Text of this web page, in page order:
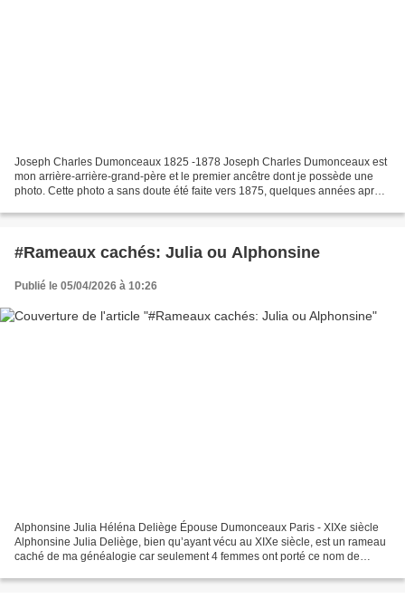
Joseph Charles Dumonceaux 1825 -1878 Joseph Charles Dumonceaux est
mon arrière-arrière-grand-père et le premier ancêtre dont je possède une
photo. Cette photo a sans doute été faite vers 1875, quelques années après
#Rameaux cachés: Julia ou Alphonsine
Publié le 05/04/2026 à 10:26
Alphonsine Julia Héléna Deliège Épouse Dumonceaux Paris - XIXe siècle
Alphonsine Julia Deliège, bien qu’ayant vécu au XIXe siècle, est un rameau
caché de ma généalogie car seulement 4 femmes ont porté ce nom de